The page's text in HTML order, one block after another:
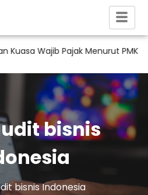
Wajib Pajak Menurut PMK 44
bisnis
bisnis Indonesia